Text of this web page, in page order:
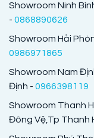
Showroom Ninh
- 0868890626
Showroom Hải
0986971865
Showroom Nam
Định - 0966398119
Showroom Thanh
Đông Vệ,Tp Thanh